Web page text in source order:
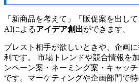
「新商品を考えて」「販促案を出し
AIによるアイデア創出ができます。
ブレスト相手が欲しいときや、企画
利です。 市場トレンドや競合情報を
ンペーン案・ネーミング案・キャッ
です。マーケティングや企画部門で